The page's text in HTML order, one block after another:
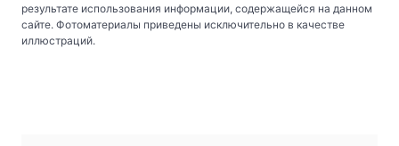
результате использования информации, содержащейся на данном
сайте. Фотоматериалы приведены исключительно в качестве
иллюстраций.